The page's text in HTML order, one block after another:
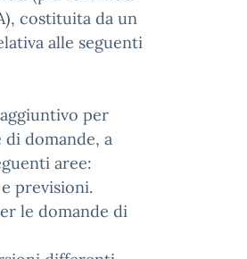
costituita da un
alle seguenti
per
di domande, a
aree:
previsioni.
le domande di